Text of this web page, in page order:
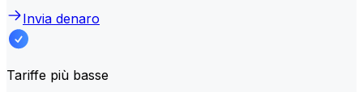
Invia denaro
Tariffe più basse